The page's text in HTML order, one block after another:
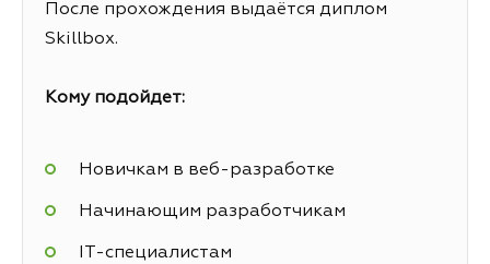
После прохождения выдаётся диплом
Skillbox.
Кому подойдет:
Новичкам в веб-разработке
Начинающим разработчикам
IT-специалистам